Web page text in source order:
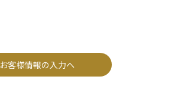
お客様情報の入力へ